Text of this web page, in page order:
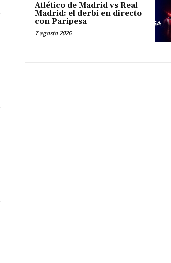
Atlético de Madrid vs Real
Madrid: el derbi en directo
con Paripesa
7 agosto 2026